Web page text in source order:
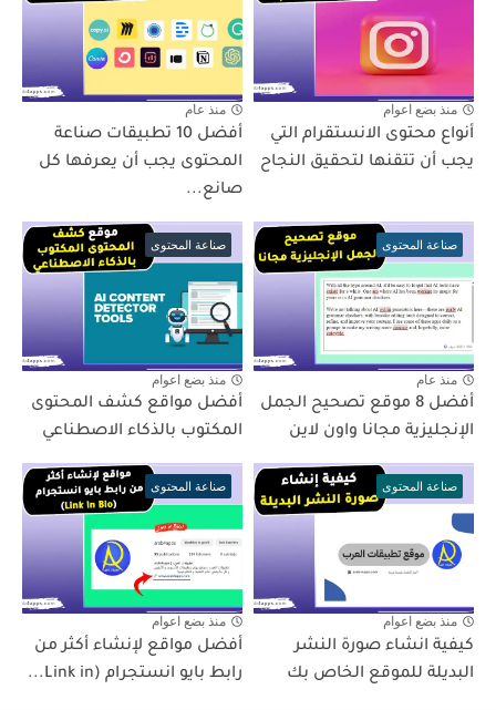
منذ بضع اعوام
أنواع محتوى الانستقرام التي
يجب أن تتقنها لتحقيق النجاح
منذ عام
أفضل 10 تطبيقات صناعة
المحتوى يجب أن يعرفها كل
صانع...
صناعة المحتوى
منذ عام
أفضل 8 موقع تصحيح الجمل
الإنجليزية مجانا واون لاين
صناعة المحتوى
منذ بضع اعوام
أفضل مواقع كشف المحتوى
المكتوب بالذكاء الاصطناعي
صناعة المحتوى
منذ بضع اعوام
كيفية انشاء صورة النشر
البديلة للموقع الخاص بك
صناعة المحتوى
منذ بضع اعوام
أفضل مواقع لإنشاء أكثر من
رابط بايو انستجرام (Link in...